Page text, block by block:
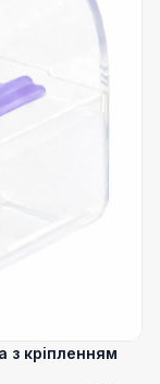
з кріпленням